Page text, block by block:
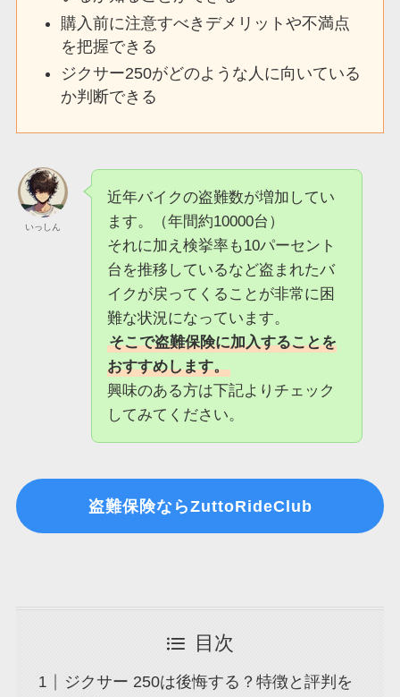
購入前に注意すべきデメリットや不満点
を把握できる
ジクサー250がどのような人に向いている
か判断できる
いっしん
近年バイクの盗難数が増加してい
ます。（年間約10000台）
それに加え検挙率も10パーセント
台を推移しているなど盗まれたバ
イクが戻ってくることが非常に困
難な状況になっています。
そこで盗難保険に加入することを
おすすめします。
興味のある方は下記よりチェック
してみてください。
盗難保険ならZuttoRideClub
目次
ジクサー 250は後悔する？特徴と評判を